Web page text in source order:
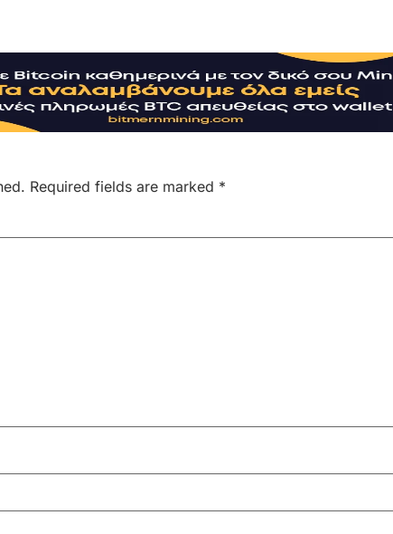
Required fields are marked *